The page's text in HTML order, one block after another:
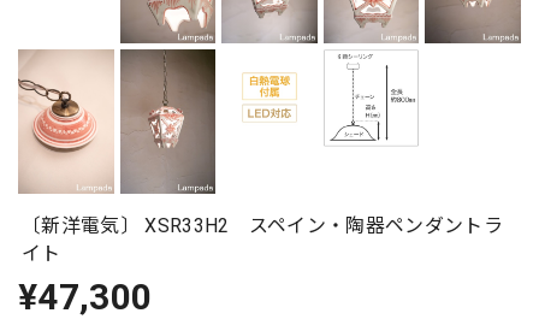
〔新洋電気〕 XSR33H2 スペイン・陶器ペンダントラ
イト
¥47,300